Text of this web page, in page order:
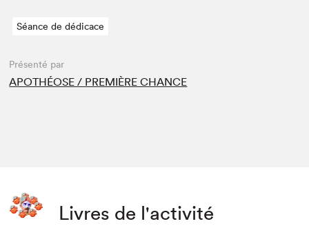
Séance de dédicace
Présenté par
APOTHÉOSE / PREMIÈRE CHANCE
Livres de l'activité